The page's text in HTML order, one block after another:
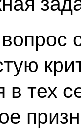
в тех